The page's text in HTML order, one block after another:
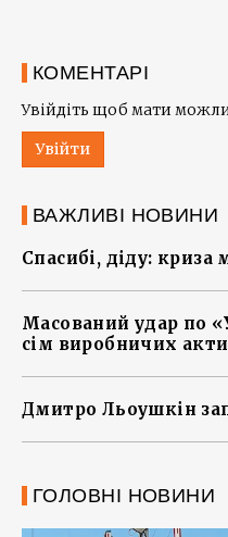
КОМЕНТАРІ
Увійдіть щоб мати
Увійти
ВАЖЛИВІ НОВИНИ
Спасибі, діду: криза
Масований удар по
сім виробничих
Дмитро Льоушкін
ГОЛОВНІ НОВИНИ